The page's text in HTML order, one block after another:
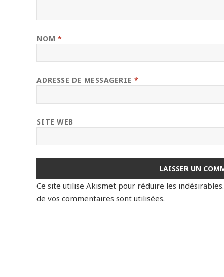
NOM *
ADRESSE DE MESSAGERIE *
SITE WEB
Ce site utilise Akismet pour réduire les indésirables.
de vos commentaires sont utilisées.